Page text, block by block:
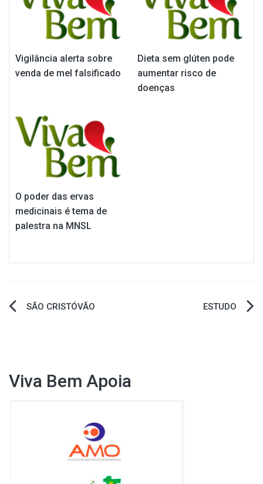
Vigilância alerta sobre
venda de mel falsificado
Dieta sem glúten pode
aumentar risco de
doenças
O poder das ervas
medicinais é tema de
palestra na MNSL
Navegação
SÃO CRISTÓVÃO ESTUDO
Viva Bem Apoia